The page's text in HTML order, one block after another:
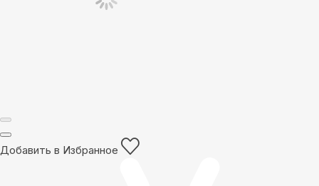
Добавить в Избранное